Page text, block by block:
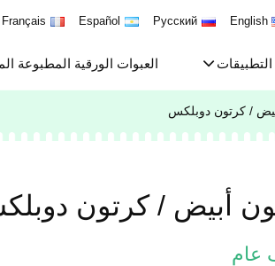
English
Русский
Español
Français
التطبيقات العبوات الورقية المطبوعة
/ كرتون دوبلكس
أبيض / كرتون
عام